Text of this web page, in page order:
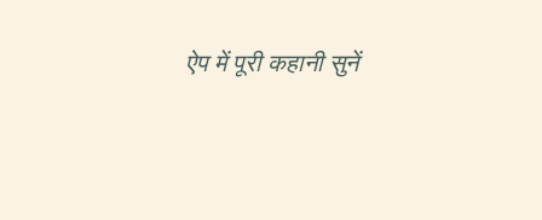
ऐप में पूरी कहानी सुनें